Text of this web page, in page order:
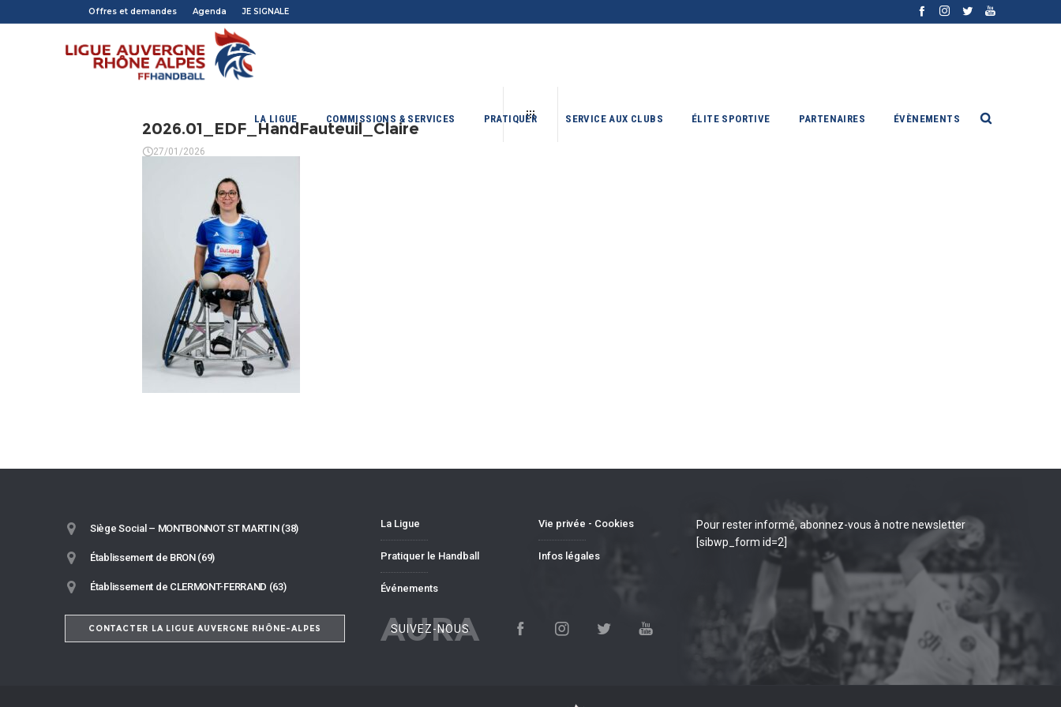
Offres et demandes Agenda JE SIGNALE
LA LIGUE COMMISSIONS & SERVICES PRATIQUER SERVICE AUX CLUBS ÉLITE SPORTIVE PARTENAIRES ÉVÈNEMENTS
2026.01_EDF_HandFauteuil_Claire
27/01/2026
Siège Social – MONTBONNOT ST MARTIN (38)
Établissement de BRON (69)
Établissement de CLERMONT-FERRAND (63)
CONTACTER LA LIGUE AUVERGNE RHÔNE-ALPES
La Ligue
Pratiquer le Handball
Événements
Vie privée - Cookies
Infos légales
AURA
SUIVEZ-NOUS
Pour rester informé, abonnez-vous à notre newsletter
[sibwp_form id=2]